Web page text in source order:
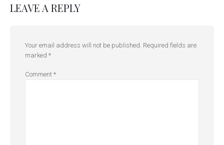
LEAVE A REPLY
Your email address will not be published. Required fields are
marked *
Comment *